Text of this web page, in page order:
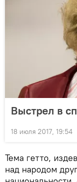
Выстрел в
18 июля 2017, 19:54
Тема гетто,
над народом